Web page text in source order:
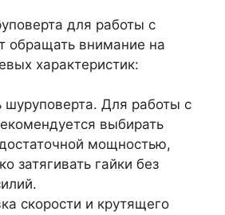
для работы с
обращать внимание на
характеристик:
Для работы с
выбирать
мощностью,
затягивать гайки без
скорости и крутящего